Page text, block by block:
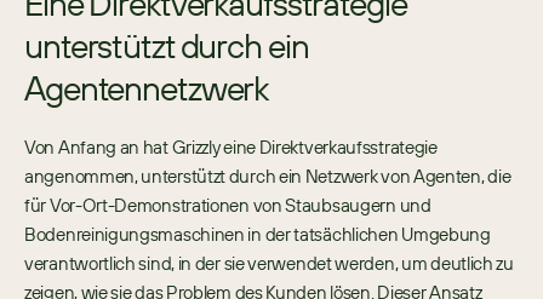
unterstützt durch ein
Agentennetzwerk
Von Anfang an hat Grizzly eine Direktverkaufsstrategie
angenommen, unterstützt durch ein Netzwerk von Agenten, die
für Vor-Ort-Demonstrationen von Staubsaugern und
Bodenreinigungsmaschinen in der tatsächlichen Umgebung
verantwortlich sind, in der sie verwendet werden, um deutlich zu
zeigen, wie sie das Problem des Kunden lösen. Dieser Ansatz